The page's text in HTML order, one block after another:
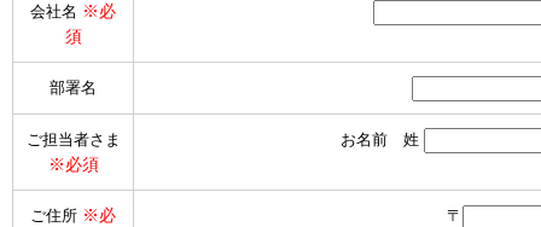
会社名 ※必
須
部署名
ご担当者さま
※必須
お名前 姓
ご住所 ※必
〒